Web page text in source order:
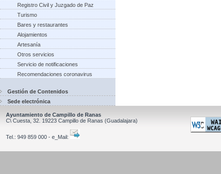
Registro Civil y Juzgado de Paz
Turismo
Bares y restaurantes
Alojamientos
Artesanía
Otros servicios
Servicio de notificaciones
Recomendaciones coronavirus
Gestión de Contenidos
Sede electrónica
Ayuntamiento de Campillo de Ranas
C\ Cuesta, 32. 19223 Campillo de Ranas (Guadalajara)
Tel.: 949 859 000 - e_Mail: